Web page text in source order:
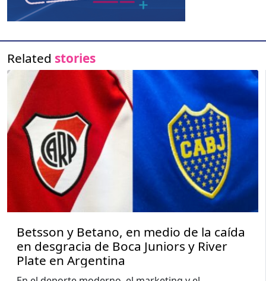
Related stories
Betsson y Betano, en medio de la caída
en desgracia de Boca Juniors y River
Plate en Argentina